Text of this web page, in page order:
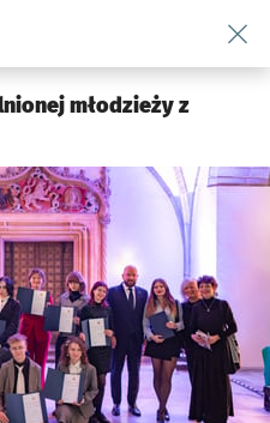
podserwis: Kultura
młodzieży z